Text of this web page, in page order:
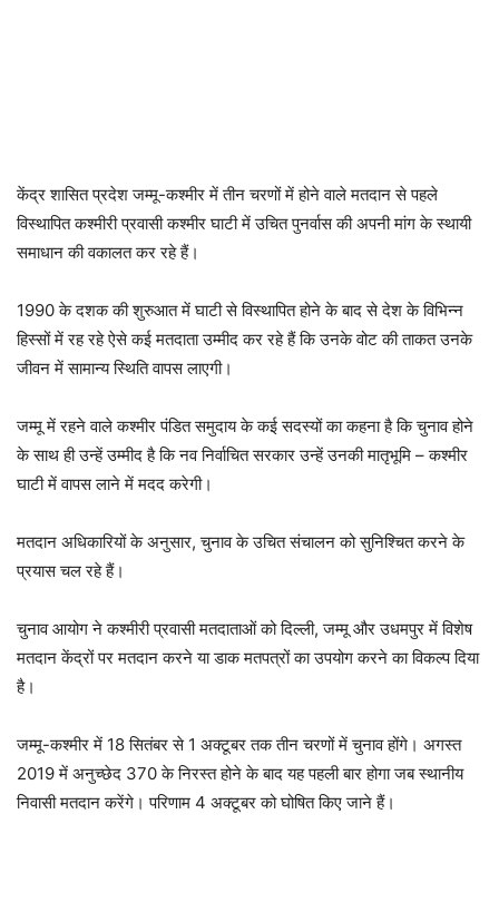
केंद्र शासित प्रदेश जम्मू-कश्मीर में तीन चरणों में होने वाले मतदान से पहले
विस्थापित कश्मीरी प्रवासी कश्मीर घाटी में उचित पुनर्वास की अपनी मांग के स्थायी
समाधान की वकालत कर रहे हैं।
1990 के दशक की शुरुआत में घाटी से विस्थापित होने के बाद से देश के विभिन्न
हिस्सों में रह रहे ऐसे कई मतदाता उम्मीद कर रहे हैं कि उनके वोट की ताकत उनके
जीवन में सामान्य स्थिति वापस लाएगी।
जम्मू में रहने वाले कश्मीर पंडित समुदाय के कई सदस्यों का कहना है कि चुनाव होने
के साथ ही उन्हें उम्मीद है कि नव निर्वाचित सरकार उन्हें उनकी मातृभूमि – कश्मीर
घाटी में वापस लाने में मदद करेगी।
मतदान अधिकारियों के अनुसार, चुनाव के उचित संचालन को सुनिश्चित करने के
प्रयास चल रहे हैं।
चुनाव आयोग ने कश्मीरी प्रवासी मतदाताओं को दिल्ली, जम्मू और उधमपुर में विशेष
मतदान केंद्रों पर मतदान करने या डाक मतपत्रों का उपयोग करने का विकल्प दिया
है।
जम्मू-कश्मीर में 18 सितंबर से 1 अक्टूबर तक तीन चरणों में चुनाव होंगे। अगस्त
2019 में अनुच्छेद 370 के निरस्त होने के बाद यह पहली बार होगा जब स्थानीय
निवासी मतदान करेंगे। परिणाम 4 अक्टूबर को घोषित किए जाने हैं।